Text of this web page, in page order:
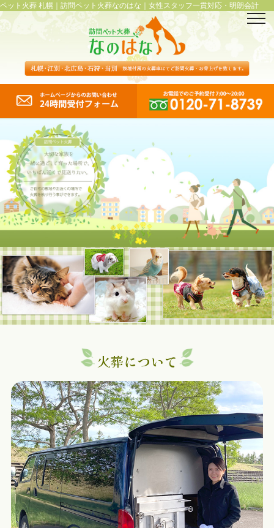
ペット火葬 札幌｜訪問ペット火葬なのはな｜女性スタッフ一貫対応・明朗会計
火葬について